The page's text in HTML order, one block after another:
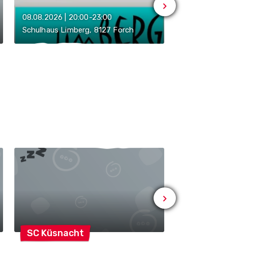
08.08.2026 | 20:00-23:00
Schulhaus Limberg, 8127 Forch
SC Küsnacht